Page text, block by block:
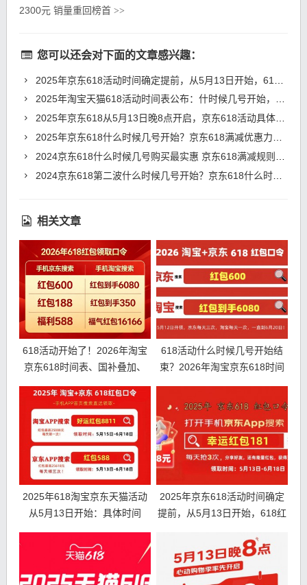
2300元 销量重回榜首 >>
您可以还会对下面的文章感兴趣：
2025年京东618活动时间确定提前，从5月13日开始，618红包优惠活动玩法介绍
2025年淘宝天猫618活动时间表公布：什时候几号开始，满减多少
2025年京东618从5月13日晚8点开启，京东618活动具体时间表和满减规则
2025年京东618什么时候几号开始？京东618满减优惠力度如何？
2024京东618什么时候几号购买最实惠 京东618满减规则、时间表和红包领取
2024京东618第二波什么时候几号开始？京东618什么时候买最便宜
相关文章
618活动开始了！2026年淘宝
京东618时间表、国补叠加、
618红包口令是什么？
618活动什么时候几号开始结
束？2026年淘宝京东618时间
如何?
2025年618淘宝京东天猫活动
从5月13日开始：具体时间
惠力度！
2025年京东618活动时间确定
提前，从5月13日开始，618红